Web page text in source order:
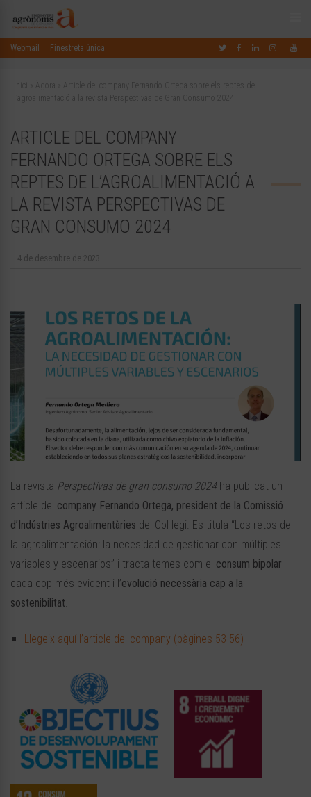
Webmail Finestreta única
Inici Àgora
Article del company Fernando Ortega sobre els reptes de
l’agroalimentació a la revista Perspectivas de Gran Consumo 2024
ARTICLE DEL COMPANY
FERNANDO ORTEGA SOBRE ELS
REPTES DE L’AGROALIMENTACIÓ A
LA REVISTA PERSPECTIVAS DE
GRAN CONSUMO 2024
4 de desembre de 2023
La revista Perspectivas de gran consumo 2024ha publicat un
article del company Fernando Ortega, president de la Comissió
d’Indústries Agroalimentàries del Col·legi. Es titula “Los retos de
la agroalimentación: la necesidad de gestionar con múltiples
variables y escenarios” i tracta temes com el consum bipolar
cada cop més evident i l’evolució necessària cap a la
sostenibilitat.
Llegeix aquí l’article del company (pàgines 53-56)